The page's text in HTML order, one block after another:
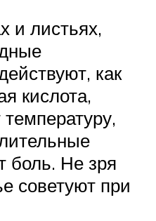
и листьях,
как
кислота,
боль. Не зря
советуют при